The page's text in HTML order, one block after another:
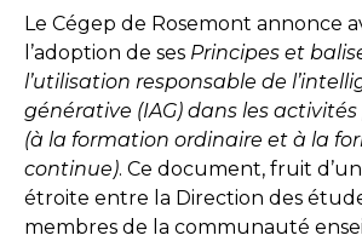
Le Cégep de Rosemont annonce
l’adoption de ses Principes et
l’utilisation responsable de
générative (IAG) dans les
(à la formation ordinaire et à la
continue). Ce document, fruit
étroite entre la Direction des
membres de la communauté